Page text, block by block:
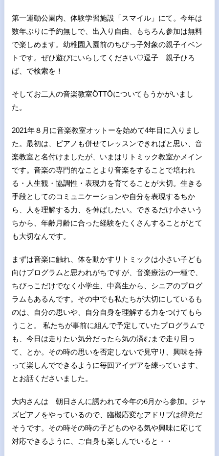
第一運動公園内、体験学習施設「スマイル」にて。今年は
数年ぶりに予約無しで、出入り自由、もちろん参加は無料
で楽しめます。幼稚園入園前のちびっ子対象の親子イベン
トです。ぜひ遊びにいらしてください♡逗子 親子ひろ
ば、で検索を！
そしてお二人の音楽教室ÖTTÖについてもうかがいまし
た。
2021年８月に音楽教室オットーを始めて4年目に入りまし
た。最初は、ピアノも併せてレッスンできればと思い、音
楽教室と名付けましたが、いまはリトミック教室かメイン
です。音楽の専門的なことより音楽をすることで培われ
る・人生観・協調性・表現力を育てることが大切。生きる
手段としてのコミュニケーションや自分を表現するちか
ら、人を理解する力、を伸ばしたい。できるだけ小さいう
ちから、年齢月齢に合った経験をたくさんすることがとて
も大切なんです。
まずは音楽に触れ、体を動かすリトミックは小さい子ども
向けプログラムと思われがちですが、音楽療法の一種で、
ちびっこだけでなく小学生、中高生から、シニアのプログ
ラムもあるんです。その中でも私たちが大切にしているも
のは、自分の思いや、自分自身を理解する力をつけてもら
うこと。 私たちが事前に組んで予定していたプログラムで
も、今日は走りたい気分だったら気の済むまで走り回っ
て、とか。その時の思いを否定しないで見守り、興味を持
って楽しんでできるように毎回アイデアを練っています、
とお話くださいました。
大内さんは 朝日さんに誘われて今年の6月から参加。ジャ
ズピアノをやっているので、臨機応変なアドリブは得意だ
そうです。その時その時の子どものやる気や興味に応じて
対応できるように、ご自身も楽しんでいると・・